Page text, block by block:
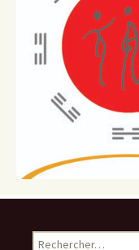
Rechercher :